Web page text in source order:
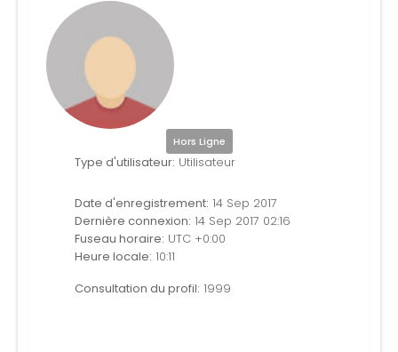
Hors Ligne
Type d'utilisateur: Utilisateur
Date d'enregistrement: 14 Sep 2017
Dernière connexion: 14 Sep 2017 02:16
Fuseau horaire: UTC +0:00
Heure locale: 10:11
Consultation du profil: 1999